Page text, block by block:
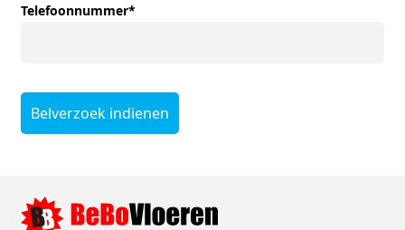
Telefoonnummer*
Belverzoek indienen